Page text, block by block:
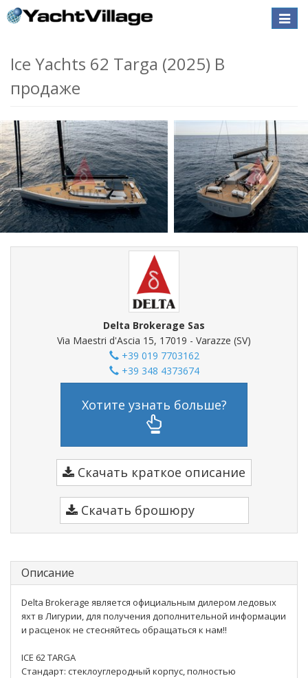
Toggle
Ice Yachts 62 Targa (2025) В
продаже
Delta Brokerage Sas
Via Maestri d'Ascia 15, 17019 - Varazze (SV)
+39 019 7703162
+39 348 4373674
Хотите узнать больше?
Скачать краткое описание
Скачать брошюру
Описание
Delta Brokerage является официальным дилером ледовых
яхт в Лигурии, для получения дополнительной информации
и расценок не стесняйтесь обращаться к нам!!
ICE 62 TARGA
Стандарт: стеклоуглеродный корпус, полностью